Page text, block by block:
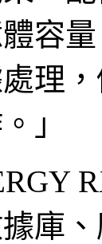
容
理
」
庫